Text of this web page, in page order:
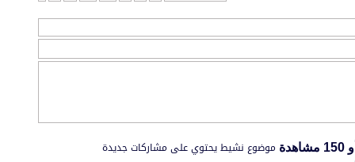
موضوع نشيط يحتوي على مشاركات جديدة